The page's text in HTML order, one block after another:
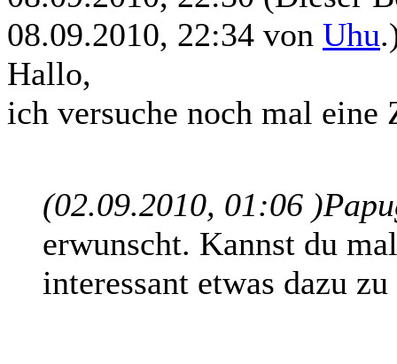
08.09.2010, 22:34 von Uhu
Hallo,
ich versuche noch mal eine
(02.09.2010, 01:06 )
erwunscht. Kannst du
interessant etwas dazu